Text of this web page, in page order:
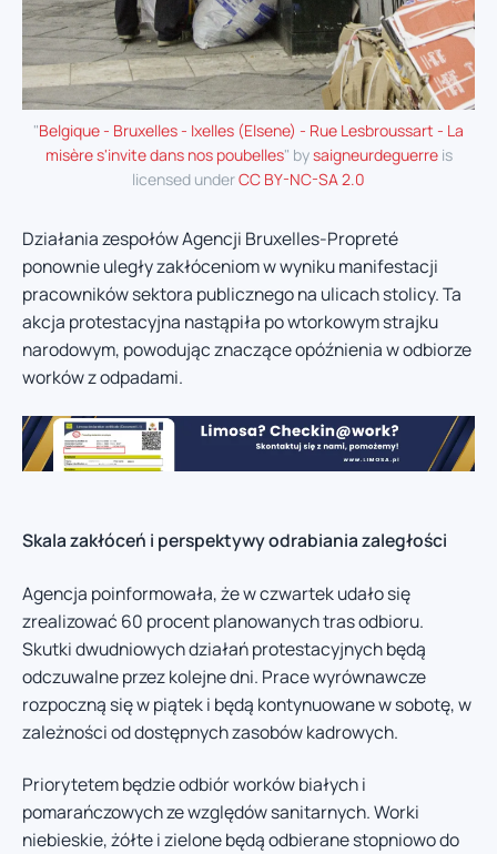
"Belgique - Bruxelles - Ixelles (Elsene) - Rue Lesbroussart - La
misère s'invite dans nos poubelles" bysaigneurdeguerreis
licensed underCC BY-NC-SA 2.0
Działania zespołów Agencji Bruxelles-Propreté
ponownie uległy zakłóceniom w wyniku manifestacji
pracowników sektora publicznego na ulicach stolicy. Ta
akcja protestacyjna nastąpiła po wtorkowym strajku
narodowym, powodując znaczące opóźnienia w odbiorze
worków z odpadami.
Skala zakłóceń i perspektywy odrabiania zaległości
Agencja poinformowała, że w czwartek udało się
zrealizować 60 procent planowanych tras odbioru.
Skutki dwudniowych działań protestacyjnych będą
odczuwalne przez kolejne dni. Prace wyrównawcze
rozpoczną się w piątek i będą kontynuowane w sobotę, w
zależności od dostępnych zasobów kadrowych.
Priorytetem będzie odbiór worków białych i
pomarańczowych ze względów sanitarnych. Worki
niebieskie, żółte i zielone będą odbierane stopniowo do